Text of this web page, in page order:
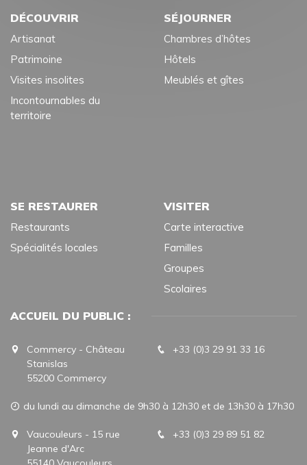
DÉCOUVRIR
Artisanat
Patrimoine
Visites insolites
Incontournables du
territoire
SÉJOURNER
Chambres d’hôtes
Hôtels
Meublés et gîtes
SE RESTAURER
Restaurants
Spécialités locales
VISITER
Carte interactive
Familles
Groupes
Scolaires
ACCUEIL DU PUBLIC :
Commercy - Château
Stanislas
55200 Commercy
+33 (0)3 29 91 33 16
du lundi au dimanche de 9h30 à 12h30 et de 13h30 à 17h30
Vaucouleurs - 15 rue
Jeanne d'Arc
+33 (0)3 29 89 51 82